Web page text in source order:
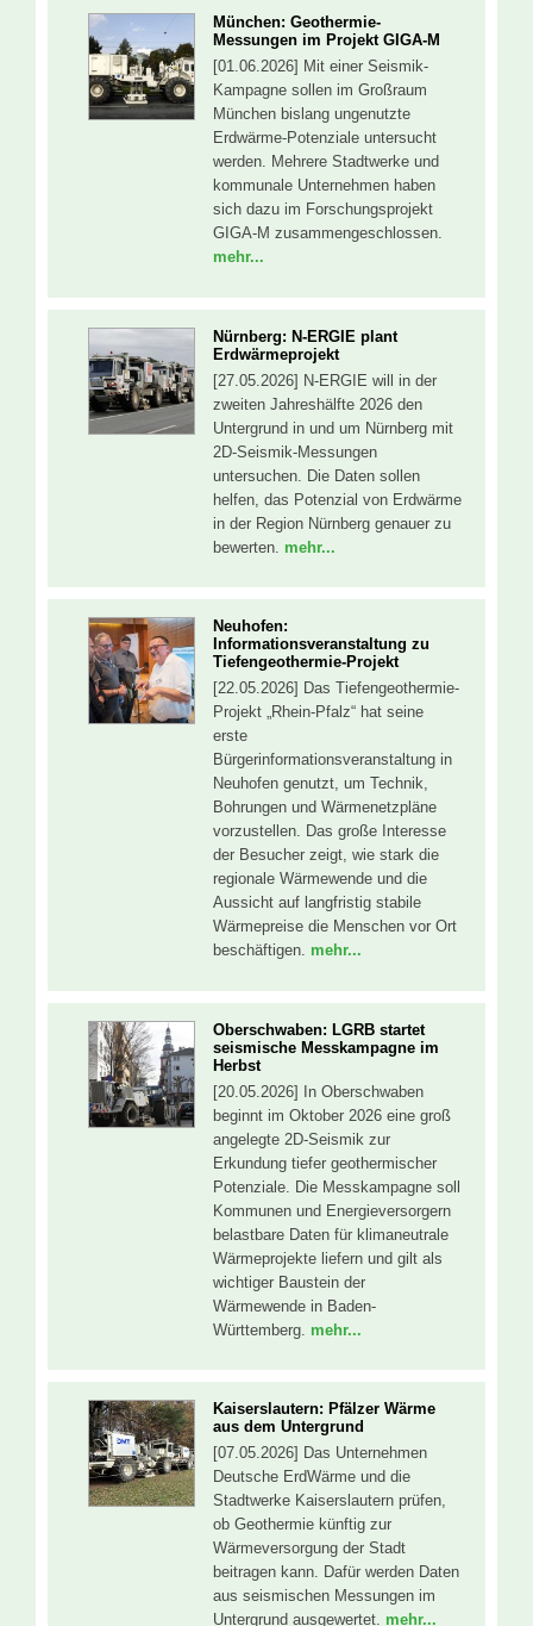
München: Geothermie-
Messungen im Projekt GIGA-M
[01.06.2026] Mit einer Seismik-
Kampagne sollen im Großraum
München bislang ungenutzte
Erdwärme-Potenziale untersucht
werden. Mehrere Stadtwerke und
kommunale Unternehmen haben
sich dazu im Forschungsprojekt
GIGA-M zusammengeschlossen.
mehr...
Nürnberg: N-ERGIE plant
Erdwärmeprojekt
[27.05.2026] N-ERGIE will in der
zweiten Jahreshälfte 2026 den
Untergrund in und um Nürnberg mit
2D-Seismik-Messungen
untersuchen. Die Daten sollen
helfen, das Potenzial von Erdwärme
in der Region Nürnberg genauer zu
bewerten. mehr...
Neuhofen:
Informationsveranstaltung zu
Tiefengeothermie-Projekt
[22.05.2026] Das Tiefengeothermie-
Projekt „Rhein-Pfalz“ hat seine
erste
Bürgerinformationsveranstaltung in
Neuhofen genutzt, um Technik,
Bohrungen und Wärmenetzpläne
vorzustellen. Das große Interesse
der Besucher zeigt, wie stark die
regionale Wärmewende und die
Aussicht auf langfristig stabile
Wärmepreise die Menschen vor Ort
beschäftigen. mehr...
Oberschwaben: LGRB startet
seismische Messkampagne im
Herbst
[20.05.2026] In Oberschwaben
beginnt im Oktober 2026 eine groß
angelegte 2D-Seismik zur
Erkundung tiefer geothermischer
Potenziale. Die Messkampagne soll
Kommunen und Energieversorgern
belastbare Daten für klimaneutrale
Wärmeprojekte liefern und gilt als
wichtiger Baustein der
Wärmewende in Baden-
Württemberg. mehr...
Kaiserslautern: Pfälzer Wärme
aus dem Untergrund
[07.05.2026] Das Unternehmen
Deutsche ErdWärme und die
Stadtwerke Kaiserslautern prüfen,
ob Geothermie künftig zur
Wärmeversorgung der Stadt
beitragen kann. Dafür werden Daten
aus seismischen Messungen im
Untergrund ausgewertet. mehr...